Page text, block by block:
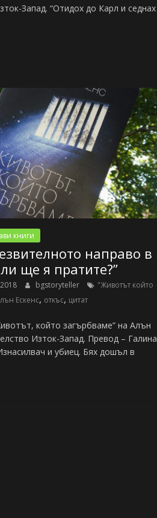
Запад. “Отидох до Карл и седнах
книги
направо в
ще я пратите?”
bgstoryteller
"Животът който
Ескенс, откъс, цитат
който загърбваме” на Алън
Изток-Запад. Превод – Галина
и убиец. Бях дошъл в